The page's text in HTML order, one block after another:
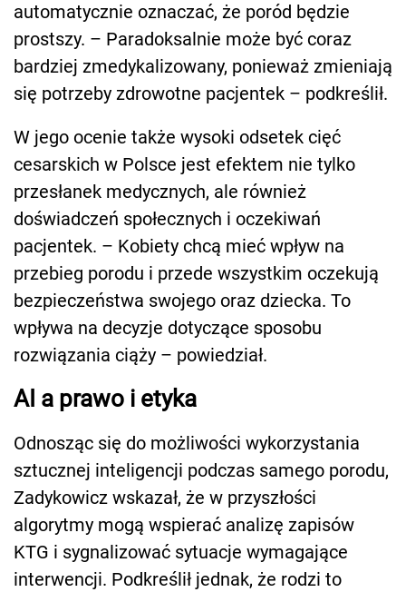
automatycznie oznaczać, że poród będzie
prostszy. – Paradoksalnie może być coraz
bardziej zmedykalizowany, ponieważ zmieniają
się potrzeby zdrowotne pacjentek – podkreślił.
W jego ocenie także wysoki odsetek cięć
cesarskich w Polsce jest efektem nie tylko
przesłanek medycznych, ale również
doświadczeń społecznych i oczekiwań
pacjentek. – Kobiety chcą mieć wpływ na
przebieg porodu i przede wszystkim oczekują
bezpieczeństwa swojego oraz dziecka. To
wpływa na decyzje dotyczące sposobu
rozwiązania ciąży – powiedział.
AI a prawo i etyka
Odnosząc się do możliwości wykorzystania
sztucznej inteligencji podczas samego porodu,
Zadykowicz wskazał, że w przyszłości
algorytmy mogą wspierać analizę zapisów
KTG i sygnalizować sytuacje wymagające
interwencji. Podkreślił jednak, że rodzi to